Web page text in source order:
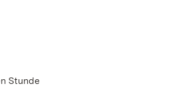
Stunde